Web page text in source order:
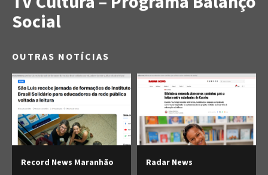
Social
OUTRAS NOTÍCIAS
Record News Maranhão Radar News